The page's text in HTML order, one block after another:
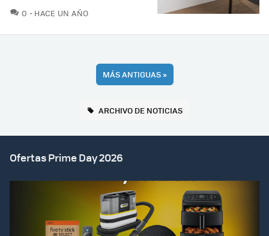
0 COMENTARIOS
HACE UN AÑO
MÁS ANTIGUAS»
ARCHIVO DE NOTICIAS
Ofertas Prime Day 2026